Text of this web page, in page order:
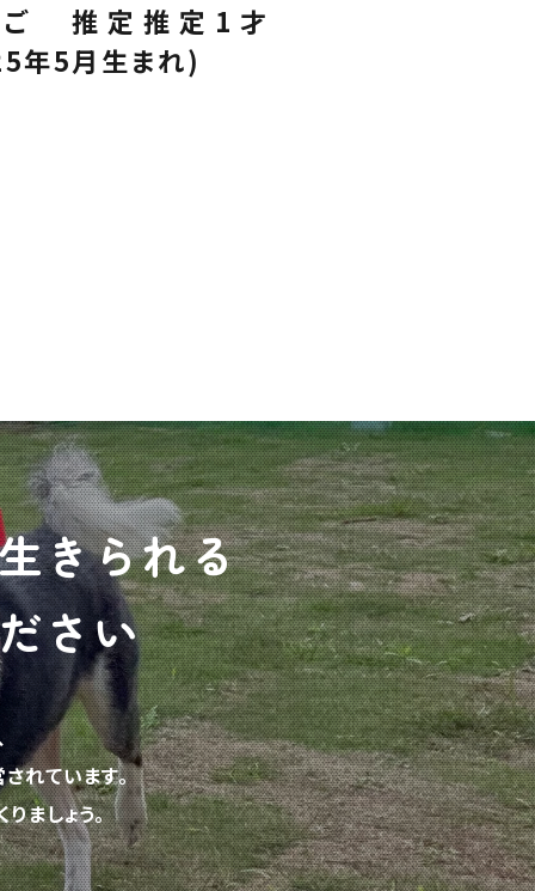
推定推定1才
年5月生まれ)
きられる
さい
れています。
ましょう。